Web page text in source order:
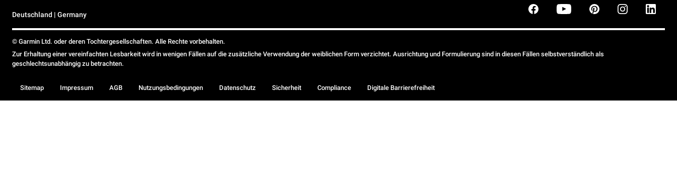
Deutschland | Germany
© Garmin Ltd. oder deren Tochtergesellschaften. Alle Rechte vorbehalten.
Zur Erhaltung einer vereinfachten Lesbarkeit wird in wenigen Fällen auf die zusätzliche Verwendung der weiblichen Form verzichtet. Ausrichtung und Formulierung sind in diesen Fällen selbstverständlich als
geschlechtsunabhängig zu betrachten.
Sitemap Impressum AGB Nutzungsbedingungen Datenschutz Sicherheit Compliance Digitale Barrierefreiheit